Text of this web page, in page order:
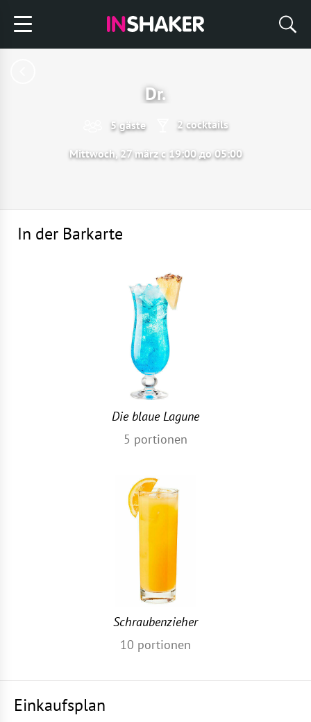
Dr.
5 gäste 2 cocktails
Mittwoch, 27 märz с 19:00 до 05:00
In der Barkarte
Die blaue Lagune
5 portionen
Schraubenzieher
10 portionen
Einkaufsplan